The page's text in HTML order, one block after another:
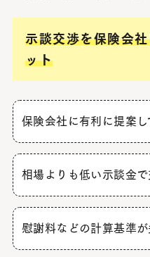
示談交渉を保険会
ット
保険会社に有利に提案
相場よりも低い示談金で
慰謝料などの計算基準